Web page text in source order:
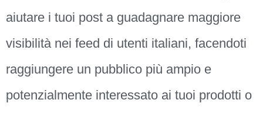
aiutare i tuoi post a guadagnare maggiore
visibilità nei feed di utenti italiani, facendoti
raggiungere un pubblico più ampio e
potenzialmente interessato ai tuoi prodotti o